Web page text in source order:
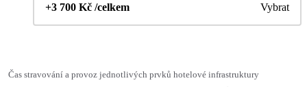
+3 700 Kč /celkem Vybrat
Čas stravování a provoz jednotlivých prvků hotelové infrastruktury